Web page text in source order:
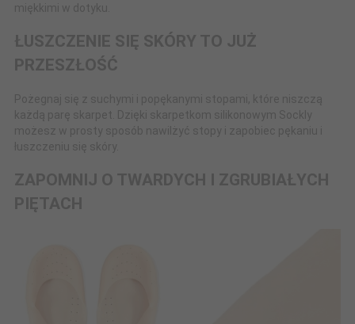
miękkimi w dotyku.
ŁUSZCZENIE SIĘ SKÓRY TO JUŻ
PRZESZŁOŚĆ
Pożegnaj się z suchymi i popękanymi stopami, które niszczą
każdą parę skarpet. Dzięki skarpetkom silikonowym Sockly
możesz w prosty sposób nawilżyć stopy i zapobiec pękaniu i
łuszczeniu się skóry.
ZAPOMNIJ O TWARDYCH I ZGRUBIAŁYCH
PIĘTACH